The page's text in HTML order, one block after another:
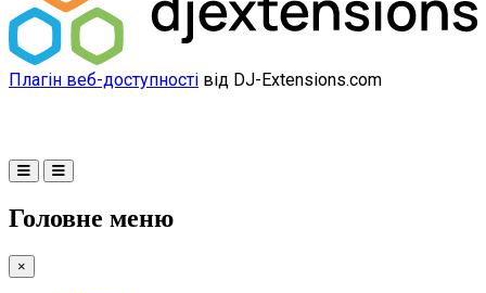
Плагін веб-доступності від DJ-Extensions.com
Головне меню
×